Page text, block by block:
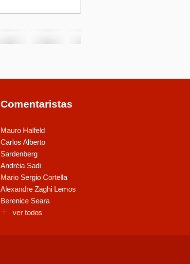
Comentaristas
Mauro Halfeld
Carlos Alberto
Sardenberg
Andréia Sadi
Mario Sergio Cortella
Alexandre Zaghi Lemos
Berenice Seara
ver todos